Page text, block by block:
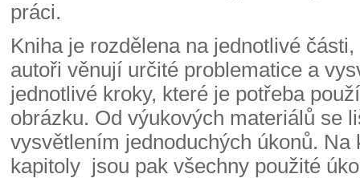
práci.
Kniha je rozdělena na jednotlivé
autoři věnují určité problematice a
jednotlivé kroky, které je potřeba
obrázku. Od výukových materiálů se
vysvětlením jednoduchých úkonů. Na
kapitoly jsou pak všechny použité